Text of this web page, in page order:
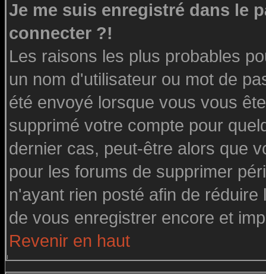
Je me suis enregistré dans le
connecter ?!
Les raisons les plus probables
un nom d'utilisateur ou mot de
été envoyé lorsque vous vous
supprimé votre compte pour
dernier cas, peut-être alors que
pour les forums de supprimer
n'ayant rien posté afin de
de vous enregistrer encore et
Revenir en haut